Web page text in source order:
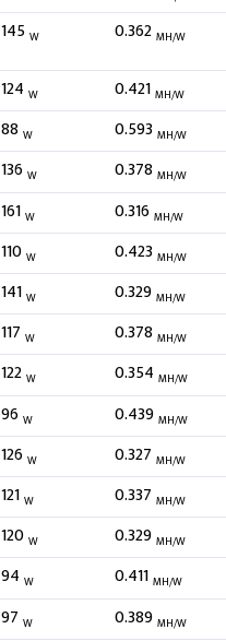
145W 0.362 MH/W
124W 0.421 MH/W
88W 0.593 MH/W
136W 0.378 MH/W
161W 0.316 MH/W
110W 0.423 MH/W
141W 0.329 MH/W
117W 0.378 MH/W
122W 0.354 MH/W
96W 0.439 MH/W
126W 0.327 MH/W
121W 0.337 MH/W
120W 0.329 MH/W
94W 0.411 MH/W
97W 0.389 MH/W